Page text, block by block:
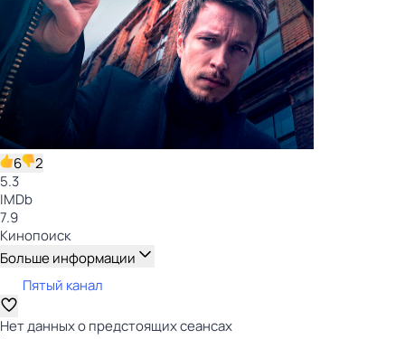
6
2
5.3
IMDb
7.9
Кинопоиск
Больше информации
Пятый канал
Нет данных о предстоящих сеансах